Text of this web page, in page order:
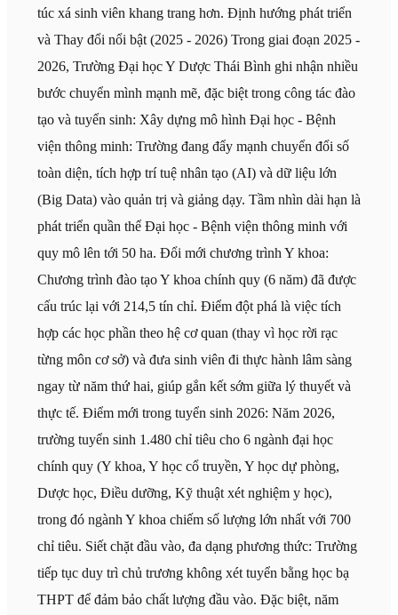
túc xá sinh viên khang trang hơn. Định hướng phát triển
và Thay đổi nổi bật (2025 - 2026) Trong giai đoạn 2025 -
2026, Trường Đại học Y Dược Thái Bình ghi nhận nhiều
bước chuyển mình mạnh mẽ, đặc biệt trong công tác đào
tạo và tuyển sinh: Xây dựng mô hình Đại học - Bệnh
viện thông minh: Trường đang đẩy mạnh chuyển đổi số
toàn diện, tích hợp trí tuệ nhân tạo (AI) và dữ liệu lớn
(Big Data) vào quản trị và giảng dạy. Tầm nhìn dài hạn là
phát triển quần thể Đại học - Bệnh viện thông minh với
quy mô lên tới 50 ha. Đổi mới chương trình Y khoa:
Chương trình đào tạo Y khoa chính quy (6 năm) đã được
cấu trúc lại với 214,5 tín chỉ. Điểm đột phá là việc tích
hợp các học phần theo hệ cơ quan (thay vì học rời rạc
từng môn cơ sở) và đưa sinh viên đi thực hành lâm sàng
ngay từ năm thứ hai, giúp gắn kết sớm giữa lý thuyết và
thực tế. Điểm mới trong tuyển sinh 2026: Năm 2026,
trường tuyển sinh 1.480 chỉ tiêu cho 6 ngành đại học
chính quy (Y khoa, Y học cổ truyền, Y học dự phòng,
Dược học, Điều dưỡng, Kỹ thuật xét nghiệm y học),
trong đó ngành Y khoa chiếm số lượng lớn nhất với 700
chỉ tiêu. Siết chặt đầu vào, đa dạng phương thức: Trường
tiếp tục duy trì chủ trương không xét tuyển bằng học bạ
THPT để đảm bảo chất lượng đầu vào. Đặc biệt, năm